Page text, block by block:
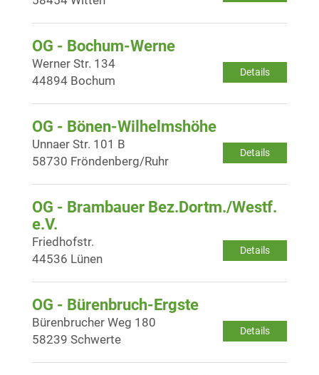
OG - Bochum-Werne
Details
Werner Str. 134
44894 Bochum
OG - Bönen-Wilhelmshöhe
Details
Unnaer Str. 101 B
58730 Fröndenberg/Ruhr
OG - Brambauer Bez.Dortm./Westf.
e.V.
Details
Friedhofstr.
44536 Lünen
OG - Bürenbruch-Ergste
Details
Bürenbrucher Weg 180
58239 Schwerte